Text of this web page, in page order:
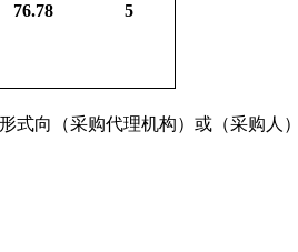
76.78 5
向（采购代理机构）或（采购人